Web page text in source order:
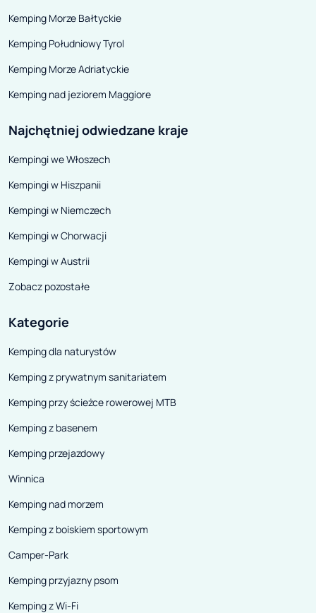
Kemping Morze Bałtyckie
Kemping Południowy Tyrol
Kemping Morze Adriatyckie
Kemping nad jeziorem Maggiore
Najchętniej odwiedzane kraje
Kempingi we Włoszech
Kempingi w Hiszpanii
Kempingi w Niemczech
Kempingi w Chorwacji
Kempingi w Austrii
Zobacz pozostałe
Kategorie
Kemping dla naturystów
Kemping z prywatnym sanitariatem
Kemping przy ścieżce rowerowej MTB
Kemping z basenem
Kemping przejazdowy
Winnica
Kemping nad morzem
Kemping z boiskiem sportowym
Camper-Park
Kemping przyjazny psom
Kemping z Wi-Fi